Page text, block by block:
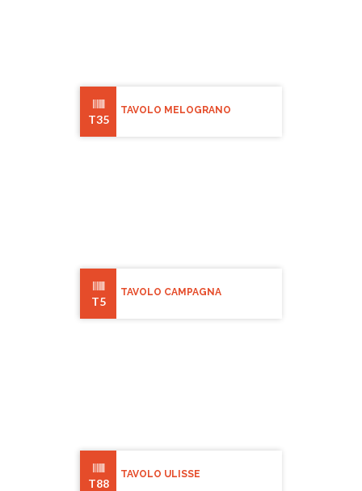
T35
TAVOLO MELOGRANO
T5
TAVOLO CAMPAGNA
T88
TAVOLO ULISSE